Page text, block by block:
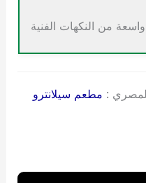
من النكهات الفنية
: مطعم سيلانترو